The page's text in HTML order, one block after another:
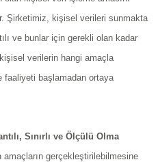
Şirketimiz, kişisel verileri sunmakta
ve bunlar için gerekli olan kadar
verilerin hangi amaçla
faaliyeti başlamadan ortaya
Sınırlı ve Ölçülü Olma
gerçekleştirilebilmesine